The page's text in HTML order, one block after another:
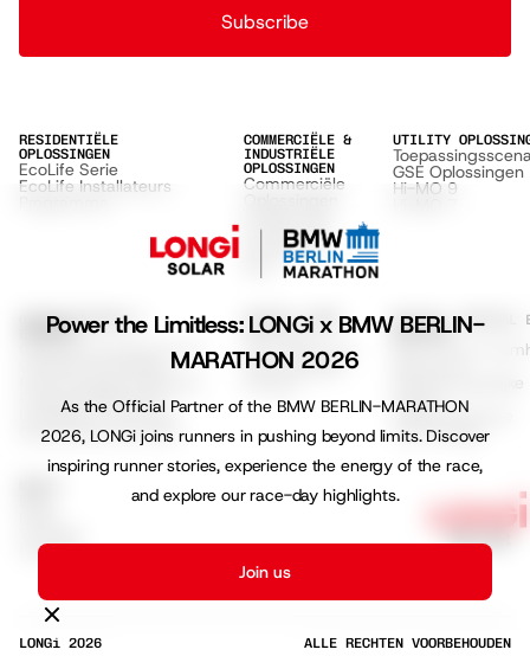
Power the Limitless: LONGi x BMW BERLIN-
MARATHON 2026
As the Official Partner of the BMW BERLIN-MARATHON
2026, LONGi joins runners in pushing beyond limits. Discover
inspiring runner stories, experience the energy of the race,
and explore our race-day highlights.
Join us
Subscribe
RESIDENTIËLE
OPLOSSINGEN
EcoLife Serie
EcoLife Installateurs
COMMERCIËLE &
INDUSTRIËLE
OPLOSSINGEN
Commerciële
Hi-MO S10
Hi-MO X6
UTILITY
GSE Oplossingen
Hi-MO 9
ONDERSTEUNING &
BRONNEN
Ondersteuningscentrum
Productcertificaten
Installatie-instructies
Garantiedocumenten
ONTDEK LONGI
Over ons
Duurzaamheid
Voorwaarden
MILIEU, SOCIAAL
BESTUUR
ESG &
Impact
Hoog-efficiënte
Technologie
LinkedIn
LONGi 2026 ALLE RECHTEN VOORBEHOUDEN